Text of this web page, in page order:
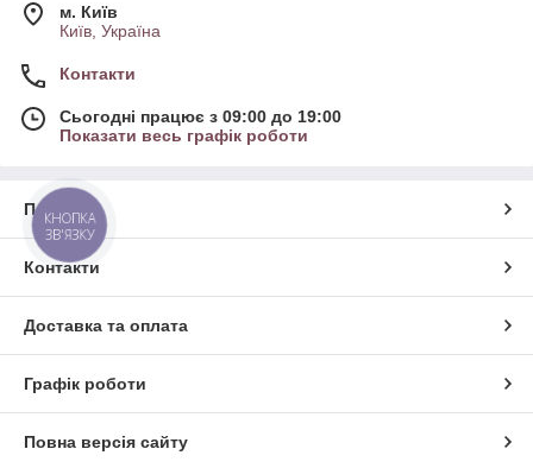
м. Київ
Київ, Україна
Контакти
Сьогодні працює з 09:00 до 19:00
Показати весь графік роботи
Про нас
Контакти
Доставка та оплата
Графік роботи
Повна версія сайту
КНОПКА
ЗВ'ЯЗКУ